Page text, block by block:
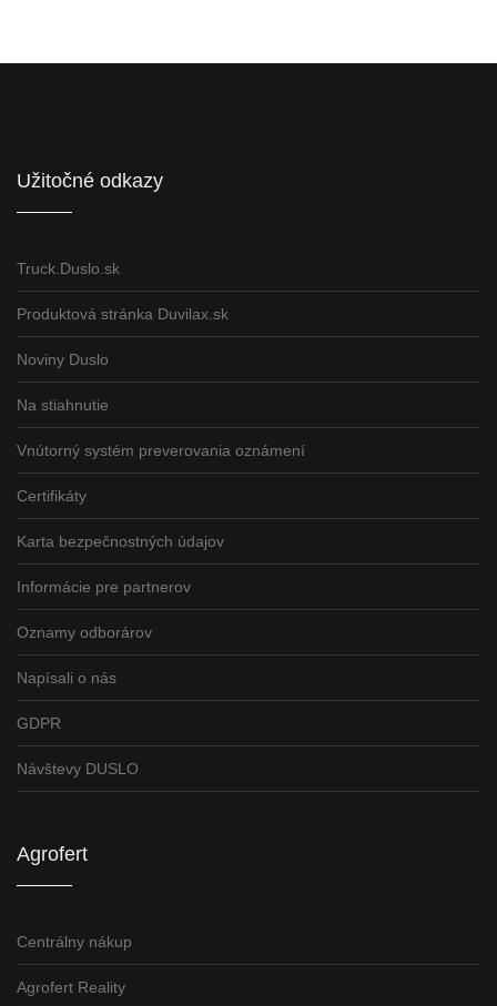
Užitočné odkazy
Truck.Duslo.sk
Produktová stránka Duvilax.sk
Noviny Duslo
Na stiahnutie
Vnútorný systém preverovania oznámení
Certifikáty
Karta bezpečnostných údajov
Informácie pre partnerov
Oznamy odborárov
Napísali o nás
GDPR
Návštevy DUSLO
Agrofert
Centrálny nákup
Agrofert Reality